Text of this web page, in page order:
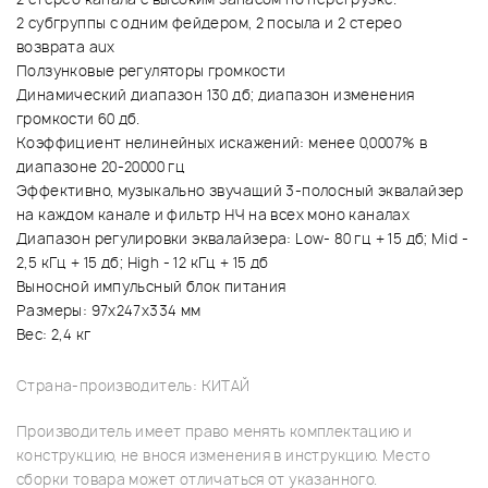
2 субгруппы с одним фейдером, 2 посыла и 2 стерео
возврата aux
Ползунковые регуляторы громкости
Динамический диапазон 130 дб; диапазон изменения
громкости 60 дб.
Коэффициент нелинейных искажений: менее 0,0007% в
диапазоне 20-20000 гц
Эффективно, музыкально звучащий 3-полосный эквалайзер
на каждом канале и фильтр НЧ на всех моно каналах
Диапазон регулировки эквалайзера: Low- 80 гц + 15 дб; Mid -
2,5 кГц + 15 дб; High - 12 кГц + 15 дб
Выносной импульсный блок питания
Размеры: 97x247x334 мм
Вес: 2,4 кг
Страна-производитель: КИТАЙ
Производитель имеет право менять комплектацию и
конструкцию, не внося изменения в инструкцию. Место
сборки товара может отличаться от указанного.